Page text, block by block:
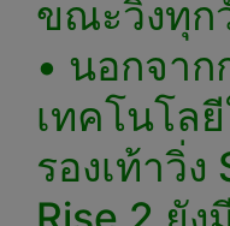
ขณะวิ่งทุก
• นอกจา
เทคโนโล
รองเท้าวิ่